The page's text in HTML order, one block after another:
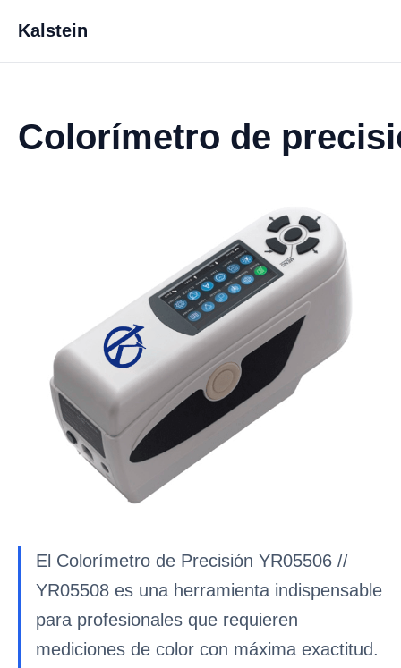
Kalstein
Colorímetro de
El Colorímetro de Precisión YR05506 //
YR05508 es una herramienta indispensable
para profesionales que requieren
mediciones de color con máxima exactitud.